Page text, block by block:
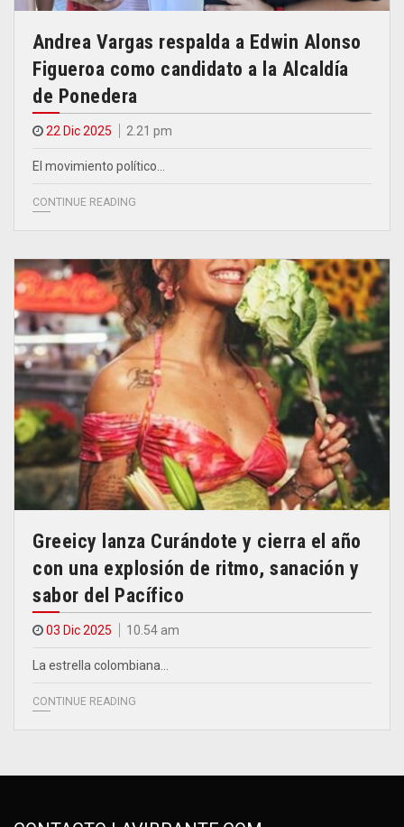
Andrea Vargas respalda a Edwin Alonso
Figueroa como candidato a la Alcaldía
de Ponedera
22 Dic 2025 2.21 pm
El movimiento político…
CONTINUE READING
Greeicy lanza Curándote y cierra el año
con una explosión de ritmo, sanación y
sabor del Pacífico
03 Dic 2025 10.54 am
La estrella colombiana…
CONTINUE READING